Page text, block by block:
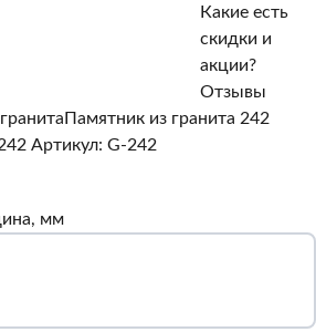
Какие есть
скидки и
акции?
Отзывы
Памятник из гранита 242
Артикул: G-242
мм